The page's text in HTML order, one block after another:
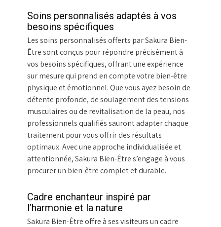
Soins personnalisés adaptés à vos
besoins spécifiques
Les soins personnalisés offerts par Sakura Bien-
Être sont conçus pour répondre précisément à
vos besoins spécifiques, offrant une expérience
sur mesure qui prend en compte votre bien-être
physique et émotionnel. Que vous ayez besoin de
détente profonde, de soulagement des tensions
musculaires ou de revitalisation de la peau, nos
professionnels qualifiés sauront adapter chaque
traitement pour vous offrir des résultats
optimaux. Avec une approche individualisée et
attentionnée, Sakura Bien-Être s’engage à vous
procurer un bien-être complet et durable.
Cadre enchanteur inspiré par
l’harmonie et la nature
Sakura Bien-Être offre à ses visiteurs un cadre